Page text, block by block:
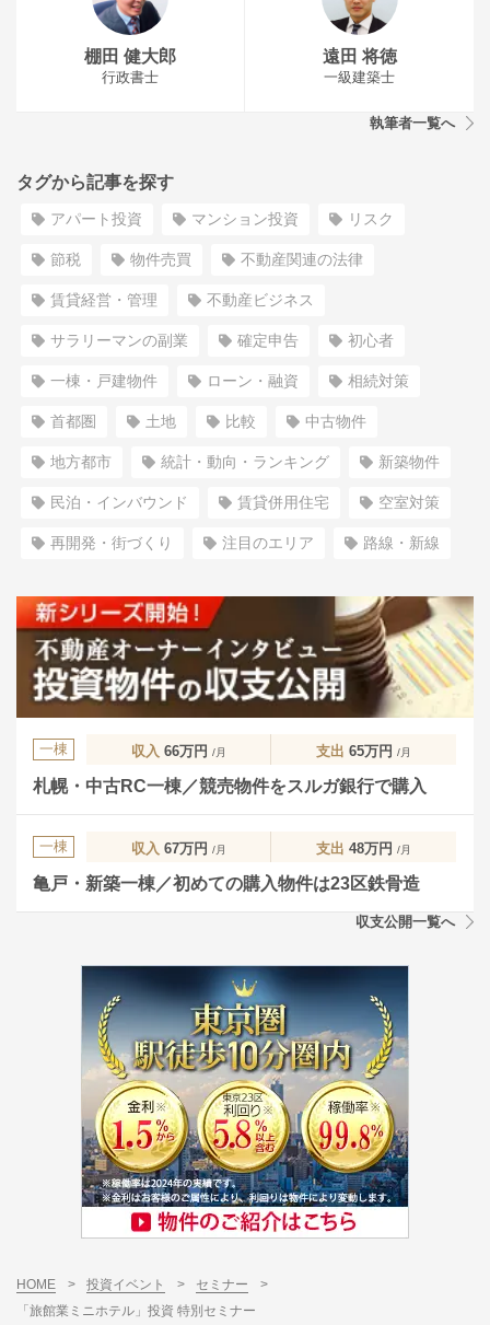
棚田 健大郎
行政書士
遠田 将徳
一級建築士
執筆者一覧へ
タグから記事を探す
アパート投資 マンション投資 リスク
節税 物件売買 不動産関連の法律
賃貸経営・管理 不動産ビジネス
サラリーマンの副業 確定申告 初心者
一棟・戸建物件 ローン・融資 相続対策
首都圏 土地 比較 中古物件
地方都市 統計・動向・ランキング 新築物件
民泊・インバウンド 賃貸併用住宅 空室対策
再開発・街づくり 注目のエリア 路線・新線
一棟 収入 66万円 /月 支出 65万円 /月
札幌・中古RC一棟／競売物件をスルガ銀行で購入
一棟 収入 67万円 /月 支出 48万円 /月
亀戸・新築一棟／初めての購入物件は23区鉄骨造
収支公開一覧へ
HOME > 投資イベント > セミナー
>
「旅館業ミニホテル」投資 特別セミナー